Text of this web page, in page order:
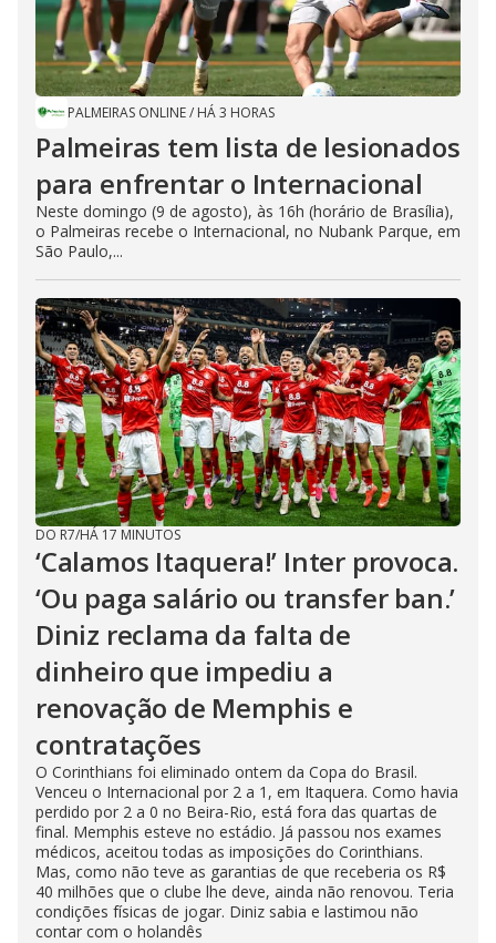
PALMEIRAS ONLINE/ HÁ 3 HORAS
Palmeiras tem lista de lesionados
para enfrentar o Internacional
Neste domingo (9 de agosto), às 16h (horário de Brasília),
o Palmeiras recebe o Internacional, no Nubank Parque, em
São Paulo,...
DO R7/HÁ 17 MINUTOS
‘Calamos Itaquera!’ Inter provoca.
‘Ou paga salário ou transfer ban.’
Diniz reclama da falta de
dinheiro que impediu a
renovação de Memphis e
contratações
O Corinthians foi eliminado ontem da Copa do Brasil.
Venceu o Internacional por 2 a 1, em Itaquera. Como havia
perdido por 2 a 0 no Beira-Rio, está fora das quartas de
final. Memphis esteve no estádio. Já passou nos exames
médicos, aceitou todas as imposições do Corinthians.
Mas, como não teve as garantias de que receberia os R$
40 milhões que o clube lhe deve, ainda não renovou. Teria
condições físicas de jogar. Diniz sabia e lastimou não
contar com o holandês